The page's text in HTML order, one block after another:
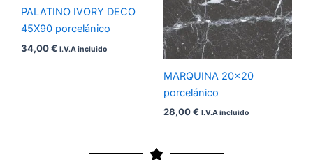
PALATINO IVORY DECO
45X90 porcelánico
34,00€ I.V.A incluido
MARQUINA 20×20
porcelánico
28,00€ I.V.A incluido